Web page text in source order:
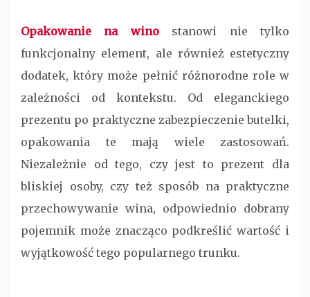
Opakowanie na winostanowi nie tylko
funkcjonalny element, ale również estetyczny
dodatek, który może pełnić różnorodne role w
zależności od kontekstu. Od eleganckiego
prezentu po praktyczne zabezpieczenie butelki,
opakowania te mają wiele zastosowań.
Niezależnie od tego, czy jest to prezent dla
bliskiej osoby, czy też sposób na praktyczne
przechowywanie wina, odpowiednio dobrany
pojemnik może znacząco podkreślić wartość i
wyjątkowość tego popularnego trunku.